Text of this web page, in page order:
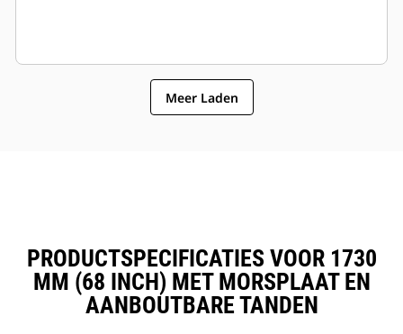
Meer Laden
PRODUCTSPECIFICATIES VOOR 1730
MM (68 INCH) MET MORSPLAAT EN
AANBOUTBARE TANDEN